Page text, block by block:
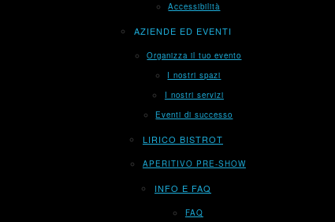
Accessibilità
AZIENDE ED EVENTI
Organizza il tuo evento
I nostri spazi
I nostri servizi
Eventi di successo
LIRICO BISTROT
APERITIVO PRE-SHOW
INFO E FAQ
FAQ